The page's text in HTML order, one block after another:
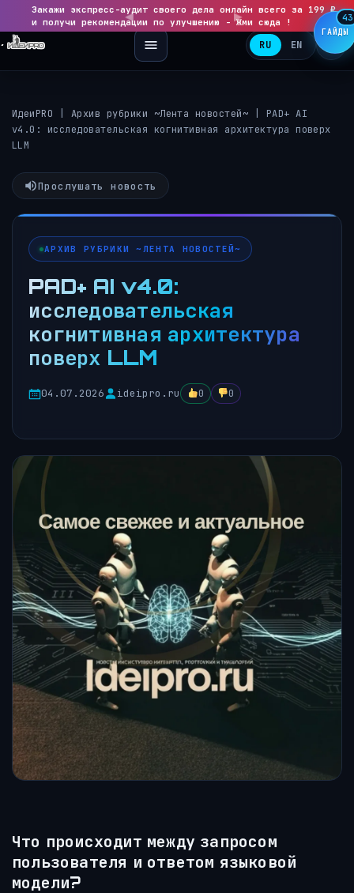
◀
Закажи экспресс-аудит своего дела онлайн всего за 199 ₽
и получи рекомендации по улучшению - Жми сюда !
▶
RU EN
ИдеиPRO Архив рубрики ~Лента новостей~
PAD+ AI
v4.0: исследовательская когнитивная архитектура поверх
LLM
Прослушать новость
АРХИВ РУБРИКИ ~ЛЕНТА НОВОСТЕЙ~
PAD+ AI v4.0:
исследовательская
когнитивная архитектура
поверх LLM
04.07.2026 ideipro.ru 0 0
Что происходит между запросом
пользователя и ответом языковой
модели?
ГАЙДЫ
43